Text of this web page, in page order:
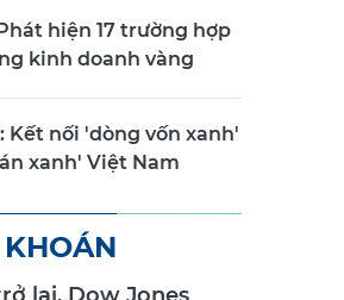
hiện 17 trường hợp
kinh doanh vàng
Kết nối 'dòng vốn xanh'
xanh' Việt Nam
KHOÁN